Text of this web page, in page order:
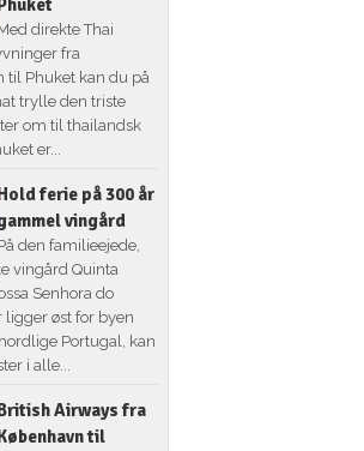
direkte Thai
fra
til Phuket kan du på
trylle den triste
om til thailandsk
er...
ferie på 300 år
vingård
den familieejede,
vingård Quinta
Senhora do
ligger øst for byen
Portugal, kan
i alle...
Airways fra
til